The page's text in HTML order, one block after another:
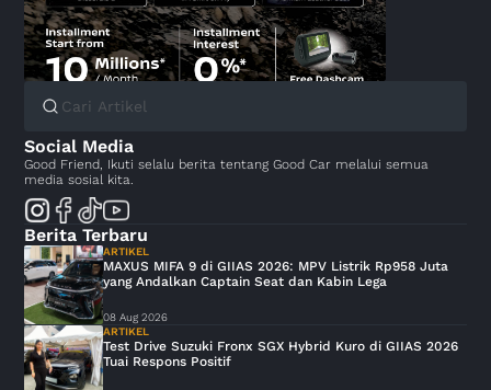
Social Media
Good Friend, Ikuti selalu berita tentang Good Car melalui semua
media sosial kita.
Berita Terbaru
ARTIKEL
MAXUS MIFA 9 di GIIAS 2026: MPV Listrik Rp958 Juta
yang Andalkan Captain Seat dan Kabin Lega
08 Aug 2026
ARTIKEL
Test Drive Suzuki Fronx SGX Hybrid Kuro di GIIAS 2026
Tuai Respons Positif